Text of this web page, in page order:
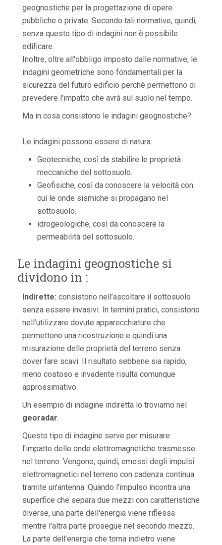
geognostiche per la progettazione di opere
pubbliche o private. Secondo tali normative, quindi,
senza questo tipo di indagini non è possibile
edificare.
Inoltre, oltre all'obbligo imposto dalle normative, le
indagini geometriche sono fondamentali per la
sicurezza del futuro edificio perchè permettono di
prevedere l'impatto che avrà sul suolo nel tempo.
Ma in cosa consistono le indagini geognostiche?
Le indagini possono essere di natura:
Geotecniche, così da stabilire le proprietà
meccaniche del sottosuolo.
Geofisiche, così da conoscere la velocità con
cui le onde sismiche si propagano nel
sottosuolo.
idrogeologiche, così da conoscere la
permeabilità del sottosuolo.
Le indagini geognostiche si
dividono in :
Indirette: consistono nell’ascoltare il sottosuolo
senza essere invasivi. In termini pratici, consistono
nell’utilizzare dovute apparecchiature che
permettono una ricostruzione e quindi una
misurazione delle proprietà del terreno senza
dover fare scavi. Il risultato sebbene sia rapido,
meno costoso e invadente risulta comunque
approssimativo.
Un esempio di indagine indiretta lo troviamo nel
georadar.
Questo tipo di indagine serve per misurare
l'impatto delle onde elettromagnetiche trasmesse
nel terreno. Vengono, quindi, emessi degli impulsi
elettromagnetici nel terreno con cadenza continua
tramite un'antenna. Quando l'impulso incontra una
superfice che separa due mezzi con caratteristiche
diverse, una parte dell'energia viene riflessa
mentre l'altra parte prosegue nel secondo mezzo.
La parte dell'energia che torna indietro viene